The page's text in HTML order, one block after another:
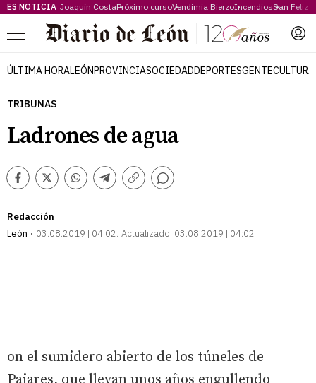
ES NOTICIA Joaquín CostaPróximo cursoVendimia BierzoIncendiosSan Feliz
Menú
ÚLTIMA HORALEÓNPROVINCIASOCIEDADDEPORTESGENTECULTURA
TRIBUNAS
Ladrones de agua
Facebook
TwitterWhatsappTelegram
Copiar
Comentarios
Redacción
León
03.08.2019 | 04:02 Actualizado: 03.08.2019 | 04:02
on el sumidero abierto de los túneles de
Pajares, que llevan unos años engullendo